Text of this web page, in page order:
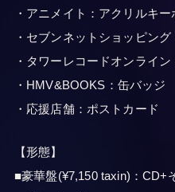
・アニメイト：アクリルキー
・セブンネットショッピン
・タワーレコードオンライ
・HMV&BOOKS：缶バッジ
・応援店舗：ポストカード
【形態】
■豪華盤(¥7,150 taxin)：CD+